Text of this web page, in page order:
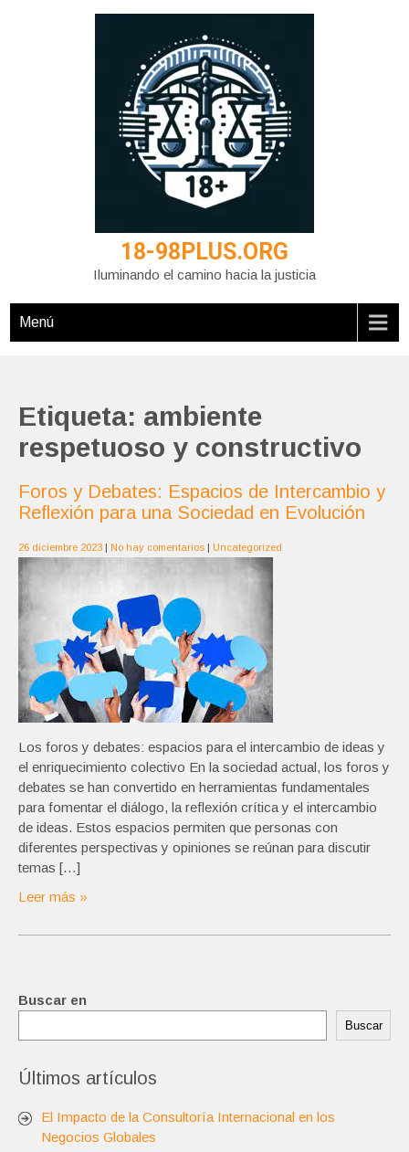
18-98PLUS.ORG
Iluminando el camino hacia la justicia
Menú
Etiqueta: ambiente
respetuoso y constructivo
Foros y Debates: Espacios de Intercambio y
Reflexión para una Sociedad en Evolución
26 diciembre 2023 | No hay comentarios | Uncategorized
Los foros y debates: espacios para el intercambio de ideas y
el enriquecimiento colectivo En la sociedad actual, los foros y
debates se han convertido en herramientas fundamentales
para fomentar el diálogo, la reflexión crítica y el intercambio
de ideas. Estos espacios permiten que personas con
diferentes perspectivas y opiniones se reúnan para discutir
temas […]
Leer más »
Buscar en
Buscar
Últimos artículos
El Impacto de la Consultoría Internacional en los
Negocios Globales